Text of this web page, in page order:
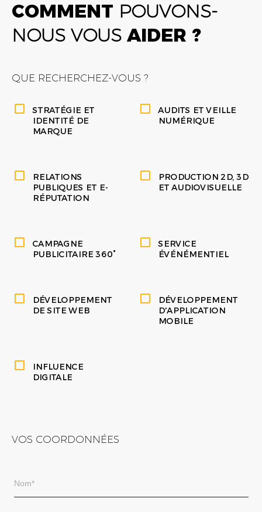
COMMENT POUVONS-
NOUS VOUS AIDER ?
QUE RECHERCHEZ-VOUS ?
STRATÉGIE ET
IDENTITÉ DE
MARQUE
AUDITS ET VEILLE
NUMÉRIQUE
RELATIONS
PUBLIQUES ET E-
RÉPUTATION
PRODUCTION 2D, 3D
ET AUDIOVISUELLE
CAMPAGNE
PUBLICITAIRE 360°
SERVICE
ÉVÉNÉMENTIEL
DÉVELOPPEMENT
DE SITE WEB
DÉVELOPPEMENT
D'APPLICATION
MOBILE
INFLUENCE
DIGITALE
VOS COORDONNÉES